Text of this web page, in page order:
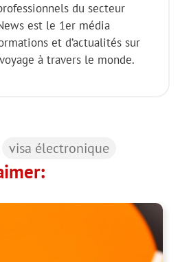
du secteur
est le 1er média
et d’actualités sur
à travers le monde.
visa électronique